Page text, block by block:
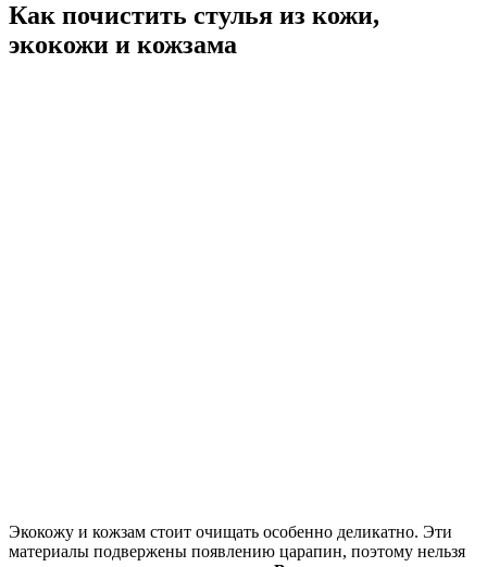
Как почистить стулья из кожи,
экокожи и кожзама
Экокожу и кожзам стоит очищать особенно деликатно. Эти
материалы подвержены появлению царапин, поэтому нельзя